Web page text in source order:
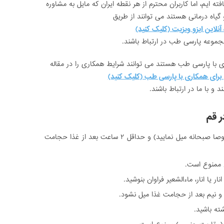
اما کاربران محترم از هر نقطه ایران که مایل به مشاوره
درمانی هستند می توانند از طریق
آنلاین ایزو ویزیت (کلیک کنید)
پارسی طب در ارتباط باشند.
پارسی طب هستند می توانند شرایط همکاری را در مقاله
همکاری با پارسی طب (کلیک کنید)
و با ما در ارتباط باشند.
قم
هیچ گاه با شکم گرسنه حجامت نکنید (خصوصا صبحانه میل نمایید) و حداقل ۲ ساعت بعد از غذا حجامت
ممنوع است.
ماءالشعیر فراوان بنوشید.
بعد از حجامت غذا میل نشود.
باشید.